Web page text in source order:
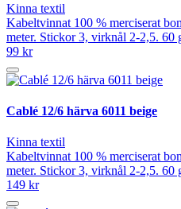
Kinna textil
Kabeltvinnat 100 % merciserat
meter. Stickor 3, virknål 2-2,5. 60
99 kr
Cablé 12/6 härva 6011 beige
Kinna textil
Kabeltvinnat 100 % merciserat
meter. Stickor 3, virknål 2-2,5. 60
149 kr